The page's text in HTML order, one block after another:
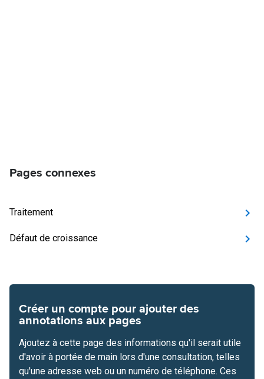
Pages connexes
Traitement
Défaut de croissance
Créer un compte pour ajouter des
annotations aux pages
Ajoutez à cette page des informations qu'il serait utile
d'avoir à portée de main lors d'une consultation, telles
qu'une adresse web ou un numéro de téléphone. Ces